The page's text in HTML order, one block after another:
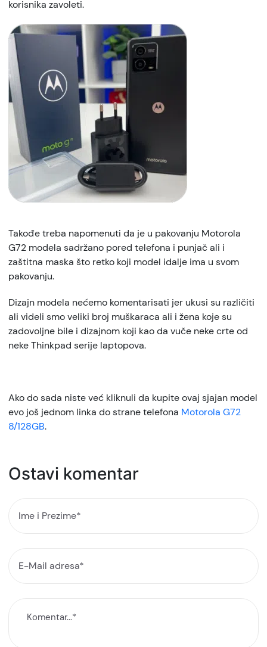
korisnika zavoleti.
Takođe treba napomenuti da je u pakovanju Motorola
G72 modela sadržano pored telefona i punjač ali i
zaštitna maska što retko koji model idalje ima u svom
pakovanju.
Dizajn modela nećemo komentarisati jer ukusi su različiti
ali videli smo veliki broj muškaraca ali i žena koje su
zadovoljne bile i dizajnom koji kao da vuče neke crte od
neke Thinkpad serije laptopova.
Ako do sada niste već kliknuli da kupite ovaj sjajan model
evo još jednom linka do strane telefona Motorola G72
8/128GB.
Ostavi komentar